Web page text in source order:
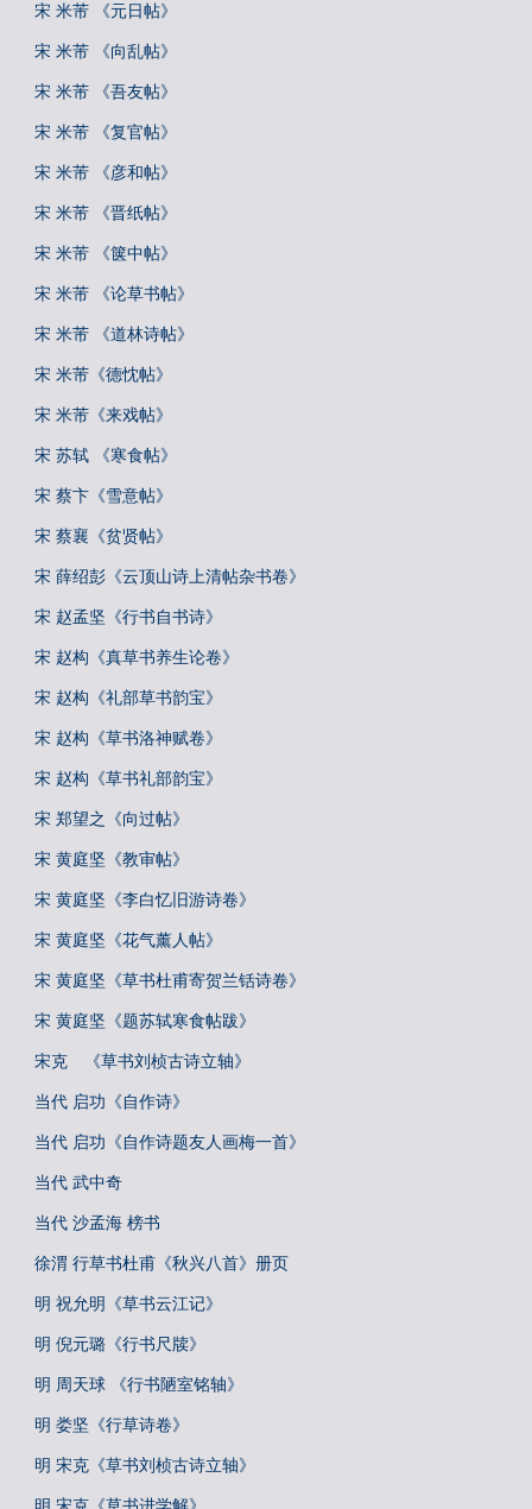
宋 米芾 《元日帖》
宋 米芾 《向乱帖》
宋 米芾 《吾友帖》
宋 米芾 《复官帖》
宋 米芾 《彦和帖》
宋 米芾 《晋纸帖》
宋 米芾 《箧中帖》
宋 米芾 《论草书帖》
宋 米芾 《道林诗帖》
宋 米芾《德忱帖》
宋 米芾《来戏帖》
宋 苏轼 《寒食帖》
宋 蔡卞《雪意帖》
宋 蔡襄《贫贤帖》
宋 薛绍彭《云顶山诗上清帖杂书卷》
宋 赵孟坚《行书自书诗》
宋 赵构《真草书养生论卷》
宋 赵构《礼部草书韵宝》
宋 赵构《草书洛神赋卷》
宋 赵构《草书礼部韵宝》
宋 郑望之《向过帖》
宋 黄庭坚《教审帖》
宋 黄庭坚《李白忆旧游诗卷》
宋 黄庭坚《花气薰人帖》
宋 黄庭坚《草书杜甫寄贺兰铦诗卷》
宋 黄庭坚《题苏轼寒食帖跋》
宋克 《草书刘桢古诗立轴》
当代 启功《自作诗》
当代 启功《自作诗题友人画梅一首》
当代 武中奇
当代 沙孟海 榜书
徐渭 行草书杜甫《秋兴八首》册页
明 祝允明《草书云江记》
明 倪元璐《行书尺牍》
明 周天球 《行书陋室铭轴》
明 娄坚《行草诗卷》
明 宋克《草书刘桢古诗立轴》